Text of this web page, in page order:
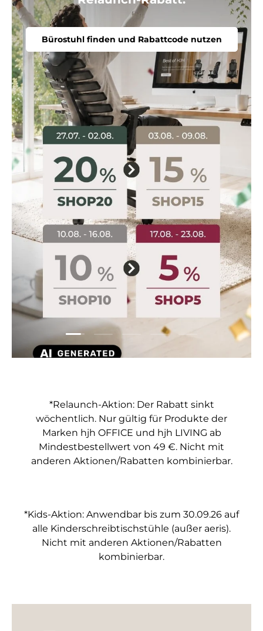
Folie laden 1 von 5
Folie laden 2 von 5
Folie laden 3 von 5
Folie laden 4 von 5
Folie laden 5
*Relaunch-Aktion: Der Rabatt sinkt
wöchentlich. Nur gültig für Produkte der
Marken hjh OFFICE und hjh LIVING ab
Mindestbestellwert von 49 €. Nicht mit
anderen Aktionen/Rabatten kombinierbar.
*Kids-Aktion: Anwendbar bis zum 30.09.26 auf
alle Kinderschreibtischstühle (außer aeris).
Nicht mit anderen Aktionen/Rabatten
kombinierbar.